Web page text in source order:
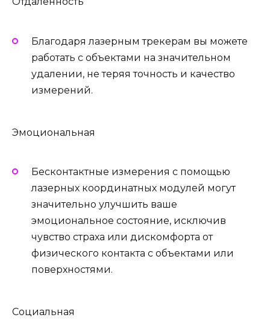
Благодаря лазерным трекерам вы можете
работать с объектами на значительном
удалении, не теряя точность и качество
измерений.
Эмоциональная
Бесконтактные измерения с помощью
лазерных координатных модулей могут
значительно улучшить ваше
эмоциональное состояние, исключив
чувство страха или дискомфорта от
физического контакта с объектами или
поверхностями.
Социальная